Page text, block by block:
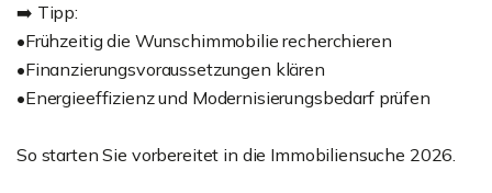
➡️ Tipp:
•Frühzeitig die Wunschimmobilie recherchieren
•Finanzierungsvoraussetzungen klären
•Energieeffizienz und Modernisierungsbedarf prüfen
So starten Sie vorbereitet in die Immobiliensuche 2026.